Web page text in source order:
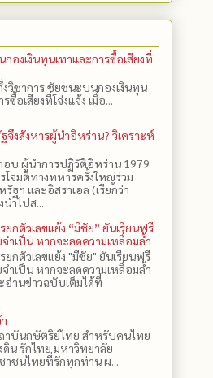
องเงินทุนเทาและการซื้อเสียงที่
วิชาการ ชัยชนะบนกองเงินทุน
ซื้อเสียงที่โจ่งแจ้ง เมื่อ...
จึงสังหารผู้นำอิหร่าน? วิเคราะห์
บ ผู้นำการปฏิวัติอิหร่าน 1979
โจมตีทางทหารครั้งใหญ่ร่วม
รัฐฯ และอิสราเอล (เรียกว่า
นำไปส...
ยกตัวเลขแย้ง “มีชัย” ยันเรียนฟรี
ำเป็น หากจะลดความเหลื่อมล้ำ
ยกตัวเลขแย้ง "มีชัย" ยันเรียนฟรี
ำเป็น หากจะลดความเหลื่อมล้ำ
อ่านข่าวฉบับเต็มได้ที่
าบันกษัตริย์ไทย สำหรับคนไทย
ดิน รักไทย มหาวิทยาลัย
าชนไทยที่รักทุกท่าน ผ...